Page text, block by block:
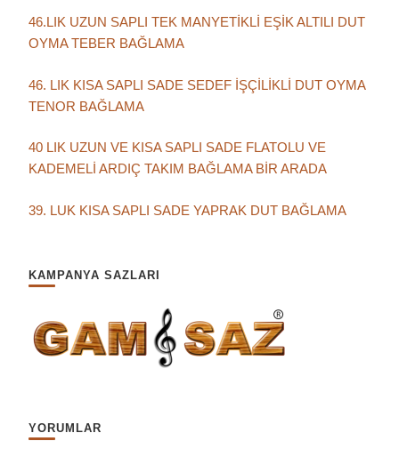
46.LIK UZUN SAPLI TEK MANYETİKLİ EŞİK ALTILI DUT
OYMA TEBER BAĞLAMA
46. LIK KISA SAPLI SADE SEDEF İŞÇİLİKLİ DUT OYMA
TENOR BAĞLAMA
40 LIK UZUN VE KISA SAPLI SADE FLATOLU VE
KADEMELİ ARDIÇ TAKIM BAĞLAMA BİR ARADA
39. LUK KISA SAPLI SADE YAPRAK DUT BAĞLAMA
KAMPANYA SAZLARI
YORUMLAR